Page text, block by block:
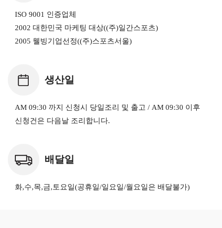
ISO 9001 인증업체
2002 대한민국 마케팅 대상((주)일간스포츠)
2005 웰빙기업선정((주)스포츠서울)
생산일
AM 09:30 까지 신청시 당일조리 및 출고 / AM 09:30 이후
신청건은 다음날 조리합니다.
배달일
화,수,목,금,토요일(공휴일/일요일/월요일은 배달불가)